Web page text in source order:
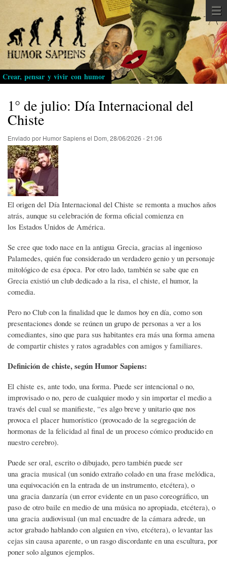
Pasar
al
contenido
principal
Crear, pensar y vivir con humor
1° de julio: Día Internacional del
Chiste
Enviado por Humor Sapiensel Dom, 28/06/2026 - 21:06
El origen del Día Internacional del Chiste se remonta a muchos años
atrás, aunque su celebración de forma oficial comienza en
los Estados Unidos de América.
Se cree que todo nace en la antigua Grecia, gracias al ingenioso
Palamedes, quién fue considerado un verdadero genio y un personaje
mitológico de esa época. Por otro lado, también se sabe que en
Grecia existió un club dedicado a la risa, el chiste, el humor, la
comedia.
Pero no Club con la finalidad que le damos hoy en día, como son
presentaciones donde se reúnen un grupo de personas a ver a los
comediantes, sino que para sus habitantes era más una forma amena
de compartir chistes y ratos agradables con amigos y familiares.
Definición de chiste, según Humor Sapiens:
El chiste es, ante todo, una forma. Puede ser intencional o no,
improvisado o no, pero de cualquier modo y sin importar el medio a
través del cual se manifieste, “es algo breve y unitario que nos
provoca el placer humorístico (provocado de la segregación de
hormonas de la felicidad al final de un proceso cómico producido en
nuestro cerebro).
Puede ser oral, escrito o dibujado, pero también puede ser
una gracia musical (un sonido extraño colado en una frase melódica,
una equivocación en la entrada de un instrumento, etcétera), o
una gracia danzaría (un error evidente en un paso coreográfico, un
paso de otro baile en medio de una música no apropiada, etcétera), o
una gracia audiovisual (un mal encuadre de la cámara adrede, un
actor grabado hablando con alguien en vivo, etcétera), o levantar las
cejas sin causa aparente, o un rasgo discordante en una escultura, por
poner solo algunos ejemplos.